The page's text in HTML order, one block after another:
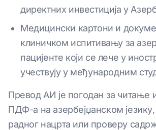
директних инвестиција у
Медицински картони и
клиничком испитивању за
пацијенте који се лече у
учествују у међународним
Превод АИ је погодан за читање
ПДФ-а на азербејџанском
радног нацрта или проверу